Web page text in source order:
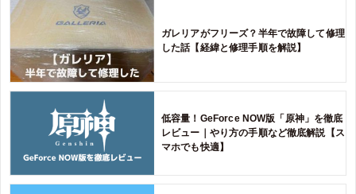
ガレリアがフリーズ？半年で故障して修理
した話【経緯と修理手順を解説】
低容量！GeForce NOW版「原神」を徹底
レビュー｜やり方の手順など徹底解説【ス
マホでも快適】